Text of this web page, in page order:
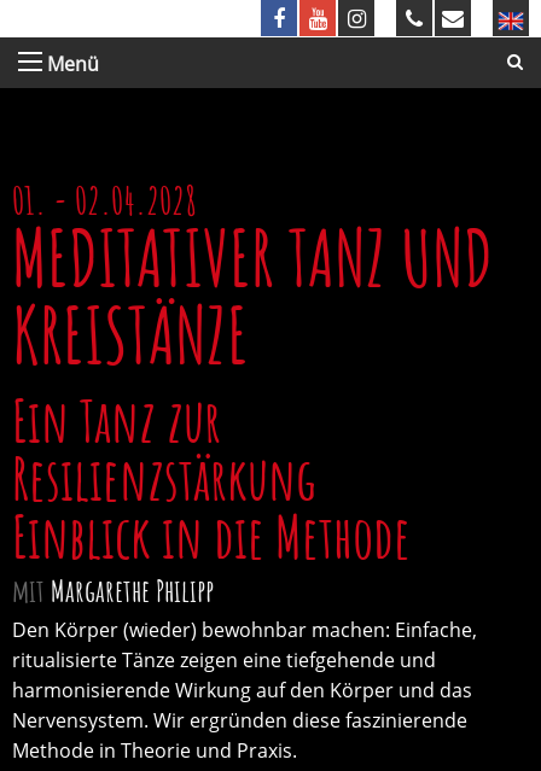
Menü
01. - 02.04.2028
MEDITATIVER TANZ UND
KREISTÄNZE
Ein Tanz zur
Resilienzstärkung
Einblick in die Methode
mit Margarethe Philipp
Den Körper (wieder) bewohnbar machen: Einfache,
ritualisierte Tänze zeigen eine tiefgehende und
harmonisierende Wirkung auf den Körper und das
Nervensystem. Wir ergründen diese faszinierende
Methode in Theorie und Praxis.